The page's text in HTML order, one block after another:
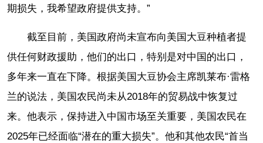
期损失，我希望政府提供支持。”
截至目前，美国政府尚未宣布向美国大豆种植者提
供任何财政援助，他们的出口，特别是对中国的出口，
多年来一直在下降。根据美国大豆协会主席凯莱布·雷格
兰的说法，美国农民尚未从2018年的贸易战中恢复过
来。他表示，保持进入中国市场至关重要，美国农民在
2025年已经面临“潜在的重大损失”。他和其他农民“首当